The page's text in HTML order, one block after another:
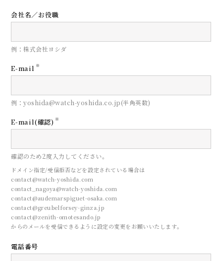
会社名／お役職
例：株式会社ヨシダ
E-mail ※
例：yoshida@watch-yoshida.co.jp(半角英数)
E-mail(確認) ※
確認のため2度入力してください。
ドメイン指定/受信拒否などを設定されている場合は
contact@watch-yoshida.com
contact_nagoya@watch-yoshida.com
contact@audemarspiguet-osaka.com
contact@greubelforsey-ginza.jp
contact@zenith-omotesando.jp
からのメールを受信できるように設定の変更をお願いいたします。
電話番号